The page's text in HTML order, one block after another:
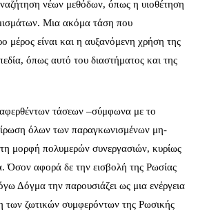
νέων μεθόδων, όπως η υιοθέτηση
Μια ακόμα τάση που
μέρος είναι και η αυξανόμενη χρήση της
όπως αυτό του διαστήματος και της
τάσεων –σύμφωνα με το
όλων των παραγκωνισμένων μη-
μορφή πολυμερών συνεργασιών, κυρίως
Όσον αφορά δε την εισβολή της Ρωσίας
Δόγμα την παρουσιάζει ως μια ενέργεια
των ζωτικών συμφερόντων της Ρωσικής